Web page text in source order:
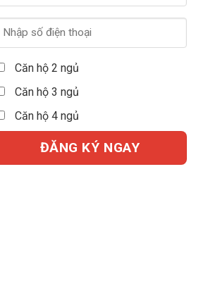
Căn hộ 2 ngủ
Căn hộ 3 ngủ
Căn hộ 4 ngủ